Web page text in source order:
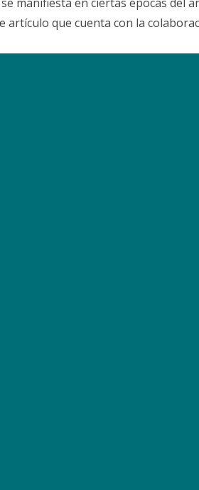
que cuenta con la